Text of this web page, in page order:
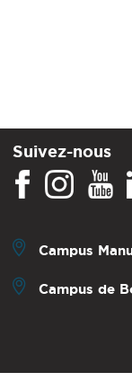
Suivez-nous
Campus
Campus de